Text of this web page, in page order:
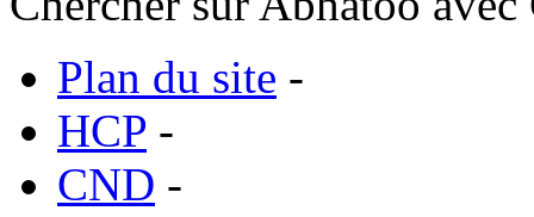
Plan du site -
HCP -
CND -